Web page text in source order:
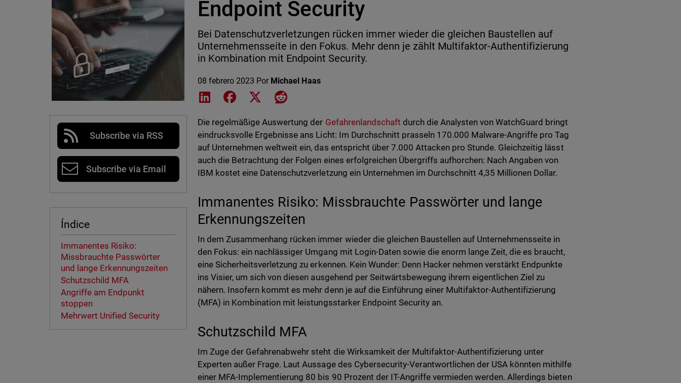
Subscribe via RSS
Subscribe via Email
Índice
Immanentes Risiko:
Missbrauchte Passwörter
und lange Erkennungszeiten
Schutzschild MFA
Angriffe am Endpunkt
stoppen
Mehrwert Unified Security
Endpoint Security
Bei Datenschutzverletzungen rücken immer wieder die gleichen Baustellen auf
Unternehmensseite in den Fokus. Mehr denn je zählt Multifaktor-Authentifizierung
in Kombination mit Endpoint Security.
08 febrero 2023 Por Michael Haas
Share on LinkedIn
Share on Facebook
Share on XShare on Reddit
Die regelmäßige Auswertung der Gefahrenlandschaft durch die Analysten von WatchGuard bringt
eindrucksvolle Ergebnisse ans Licht: Im Durchschnitt prasseln 170.000 Malware-Angriffe pro Tag
auf Unternehmen weltweit ein, das entspricht über 7.000 Attacken pro Stunde. Gleichzeitig lässt
auch die Betrachtung der Folgen eines erfolgreichen Übergriffs aufhorchen: Nach Angaben von
IBM kostet eine Datenschutzverletzung ein Unternehmen im Durchschnitt 4,35 Millionen Dollar.
Immanentes Risiko: Missbrauchte Passwörter und lange
Erkennungszeiten
In dem Zusammenhang rücken immer wieder die gleichen Baustellen auf Unternehmensseite in
den Fokus: ein nachlässiger Umgang mit Login-Daten sowie die enorm lange Zeit, die es braucht,
eine Sicherheitsverletzung zu erkennen. Kein Wunder: Denn Hacker nehmen verstärkt Endpunkte
ins Visier, um sich von diesen ausgehend per Seitwärtsbewegung ihrem eigentlichen Ziel zu
nähern. Insofern kommt es mehr denn je auf die Einführung einer Multifaktor-Authentifizierung
(MFA) in Kombination mit leistungsstarker Endpoint Security an.
Schutzschild MFA
Im Zuge der Gefahrenabwehr steht die Wirksamkeit der Multifaktor-Authentifizierung unter
Experten außer Frage. Laut Aussage des Cybersecurity-Verantwortlichen der USA könnten mithilfe
einer MFA-Implementierung 80 bis 90 Prozent der IT-Angriffe vermieden werden. Allerdings bieten